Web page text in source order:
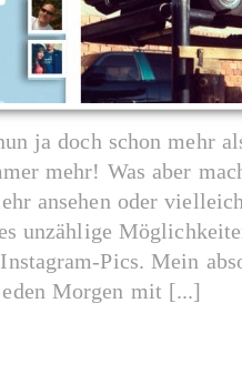
ja doch schon mehr
mehr! Was aber
ansehen oder
unzählige
Pics. Mein
Morgen mit [...]